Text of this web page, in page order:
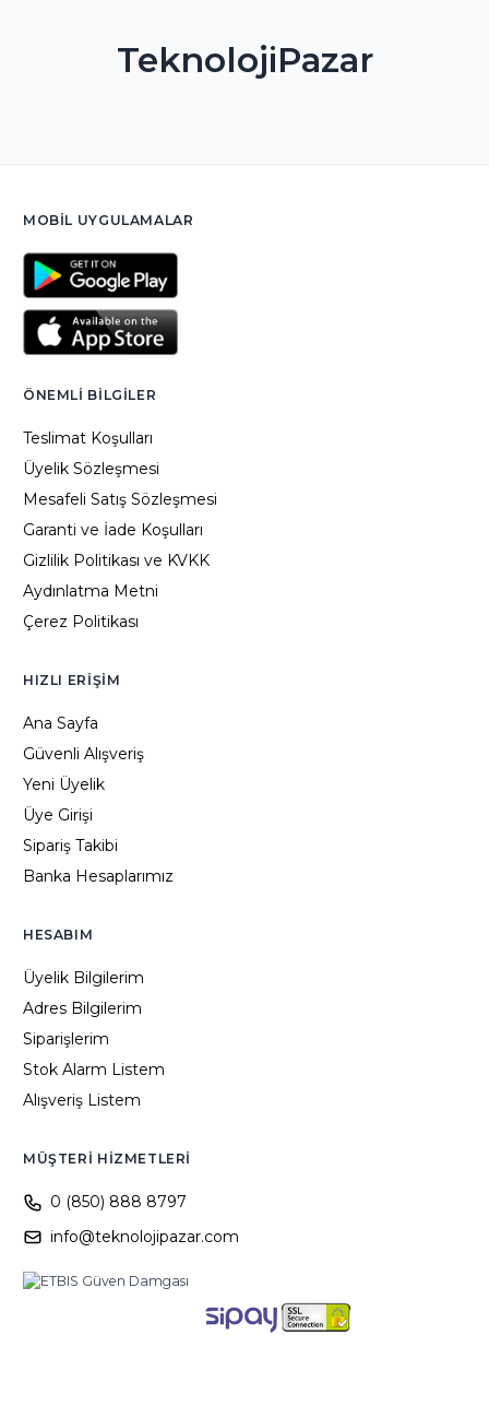
TeknolojiPazar
MOBIL UYGULAMALAR
ÖNEMLI BILGILER
Teslimat Koşulları
Üyelik Sözleşmesi
Mesafeli Satış Sözleşmesi
Garanti ve İade Koşulları
Gizlilik Politikası ve KVKK
Aydınlatma Metni
Çerez Politikası
HIZLI ERIŞIM
Ana Sayfa
Güvenli Alışveriş
Yeni Üyelik
Üye Girişi
Sipariş Takibi
Banka Hesaplarımız
HESABIM
Üyelik Bilgilerim
Adres Bilgilerim
Siparişlerim
Stok Alarm Listem
Alışveriş Listem
MÜŞTERI HIZMETLERI
0 (850) 888 8797
info@teknolojipazar.com